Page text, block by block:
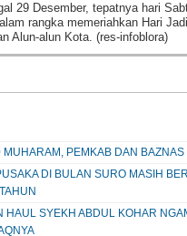
29 Desember, tepatnya hari
rangka memeriahkan Hari
Alun-alun Kota. (res-infoblora)
MUHARAM, PEMKAB DAN
DI BULAN SURO MASIH
HAUL SYEKH ABDUL KOHAR